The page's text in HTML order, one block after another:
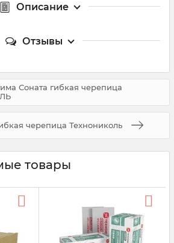
Описание
Отзывы
Соната гибкая черепица
черепица Технониколь
товары